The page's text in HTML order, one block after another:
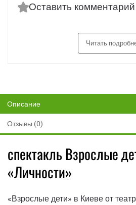
Оставить комментарий
Читать
Описание
Отзывы (0)
спектакль Взрослые
«Личности»
«Взрослые дети» в Киеве от